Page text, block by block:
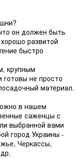
он должен быть
развитой
быстро
крупным
не просто
материал.
в нашем
саженцы с
выбранной вами
город Украины -
Черкассы,